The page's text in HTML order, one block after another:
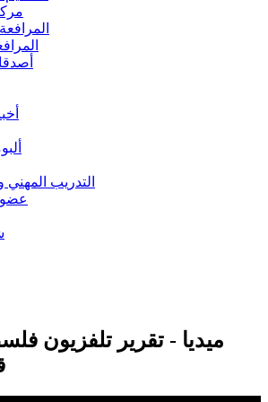
التدريب
ميديا - تقرير تلفزيون